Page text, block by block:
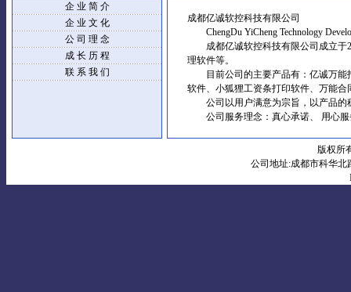
企 业 简 介
企 业 文 化
公 司 理 念
成 长 历 程
联 系 我 们
成都亿诚软控科技有限公司
ChengDu YiCheng Technology
成都亿诚软控科技有限公司成立于
理软件等。
目前公司的主要产品有：亿诚万能
软件、小狐狸工资条打印软件、万能合
公司以用户满意为宗旨，以产品的
公司服务理念：真心承诺、 用心服
版权所
公司地址:成都市科华北